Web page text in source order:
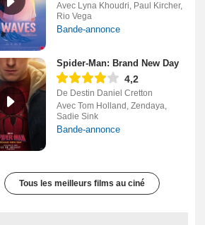
Avec Lyna Khoudri, Paul Kircher,
Rio Vega
Bande-annonce
Spider-Man: Brand New Day
4,2
De Destin Daniel Cretton
Avec Tom Holland, Zendaya,
Sadie Sink
Bande-annonce
Tous les meilleurs films au ciné